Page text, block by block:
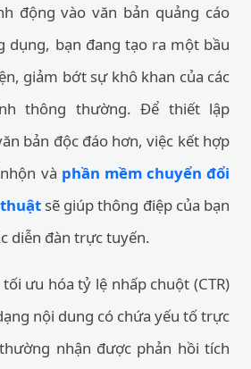
động vào văn bản quảng cáo
dụng, bạn đang tạo ra một bầu
giảm bớt sự khô khan của các
thông thường. Để thiết lập
bản độc đáo hơn, việc kết hợp
và phần mềm chuyển đổi
sẽ giúp thông điệp của bạn
diễn đàn trực tuyến.
ưu hóa tỷ lệ nhấp chuột (CTR)
nội dung có chứa yếu tố trực
nhận được phản hồi tích